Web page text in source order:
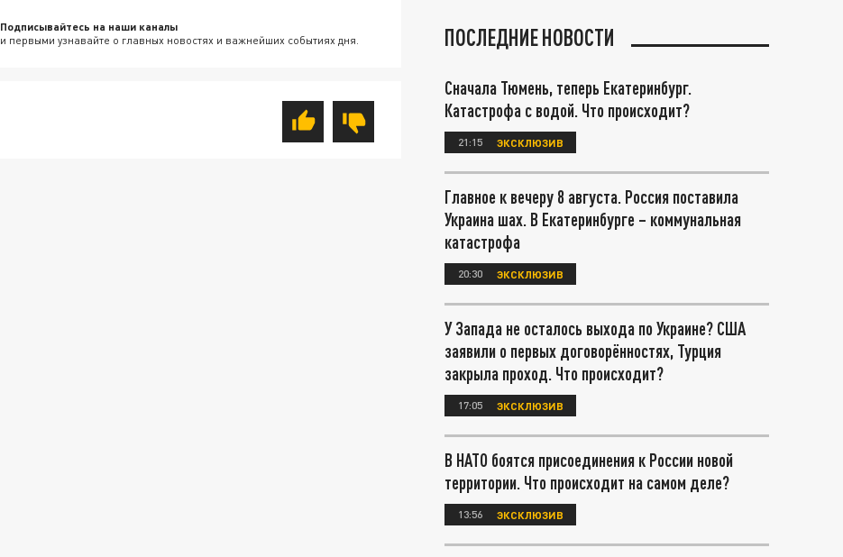
Подписывайтесь на наши каналы
и первыми узнавайте о главных новостях и важнейших событиях дня. ПОСЛЕДНИЕ НОВОСТИ
Сначала Тюмень, теперь Екатеринбург.
Катастрофа с водой. Что происходит?
21:15 ЭКСКЛЮЗИВ
Главное к вечеру 8 августа. Россия поставила
Украина шах. В Екатеринбурге – коммунальная
катастрофа
20:30 ЭКСКЛЮЗИВ
У Запада не осталось выхода по Украине? США
заявили о первых договорённостях, Турция
закрыла проход. Что происходит?
17:05 ЭКСКЛЮЗИВ
В НАТО боятся присоединения к России новой
территории. Что происходит на самом деле?
13:56 ЭКСКЛЮЗИВ